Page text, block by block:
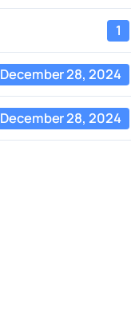
1
December 28, 2024
December 28, 2024